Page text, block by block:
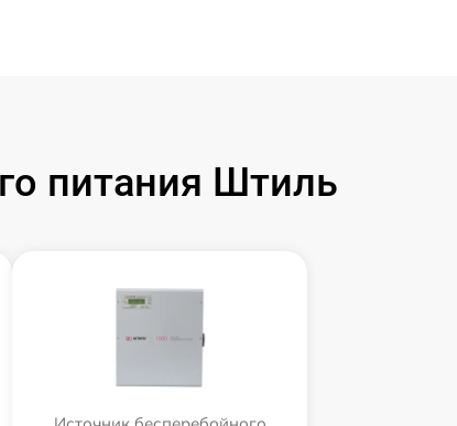
питания Штиль